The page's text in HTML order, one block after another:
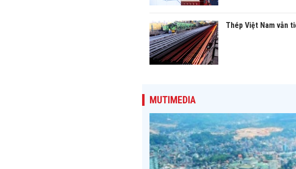
Thép Việt Nam vẫn
MUTIMEDIA